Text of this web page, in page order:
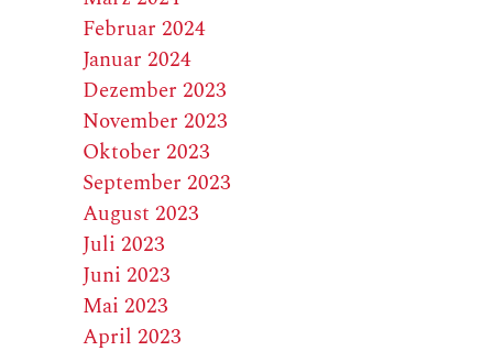
Februar 2024
Januar 2024
Dezember 2023
November 2023
Oktober 2023
September 2023
August 2023
Juli 2023
Juni 2023
Mai 2023
April 2023